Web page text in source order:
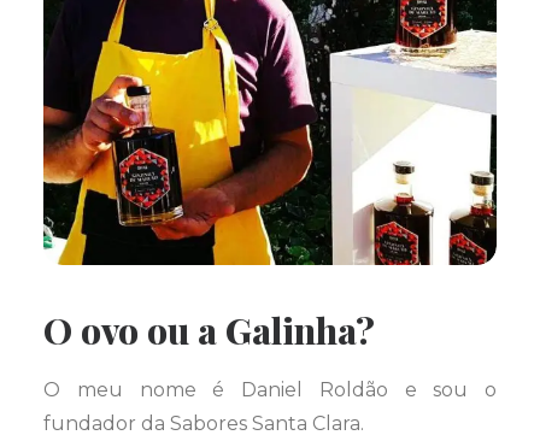
O ovo ou a Galinha?
O meu nome é Daniel Roldão e sou o
fundador da Sabores Santa Clara.